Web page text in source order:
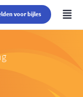
voor bijles